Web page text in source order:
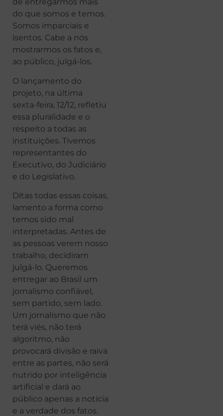
do que somos e temos.
Somos imparciais e
isentos. Cabe a nós
mostrarmos os fatos e,
ao público, julgá-los.
O lançamento do
projeto, na última
sexta-feira, 12/12, refletiu
essa pluralidade e o
respeito a todas as
instituições. Tivemos
representantes do
Executivo, do Judiciário
e do Legislativo.
Ditas todas essas coisas,
lamento a forma como
temos sido mal
interpretadas. Antes de
as pessoas verem nosso
trabalho, decidiram
julgá-lo. Queremos
entregar ao Brasil um
jornalismo confiável,
sem partido, sem lado.
Um jornalismo que não
terá viés, não terá
algoritmo, não
provocará divisão e raiva
entre as partes, não será
nutrido por inteligência
artificial e dará ao
público apenas a notícia
e a verdade dos fatos.